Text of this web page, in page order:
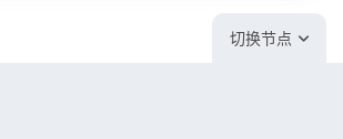
切换节点